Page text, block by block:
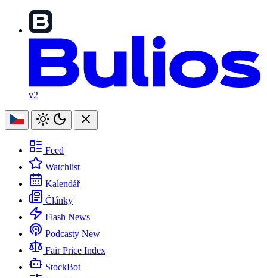
v2
Feed
Watchlist
Kalendář
Články
Flash News
Podcasty New
Fair Price Index
StockBot